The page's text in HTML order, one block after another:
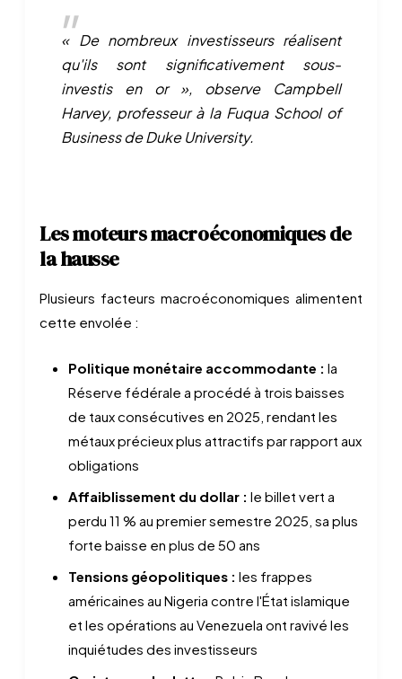
« De nombreux investisseurs réalisent
qu'ils sont significativement sous-
investis en or », observe Campbell
Harvey, professeur à la Fuqua School of
Business de Duke University.
Les moteurs macroéconomiques de
la hausse
Plusieurs facteurs macroéconomiques alimentent
cette envolée :
Politique monétaire accommodante : la
Réserve fédérale a procédé à trois baisses
de taux consécutives en 2025, rendant les
métaux précieux plus attractifs par rapport aux
obligations
Affaiblissement du dollar : le billet vert a
perdu 11 % au premier semestre 2025, sa plus
forte baisse en plus de 50 ans
Tensions géopolitiques : les frappes
américaines au Nigeria contre l'État islamique
et les opérations au Venezuela ont ravivé les
inquiétudes des investisseurs